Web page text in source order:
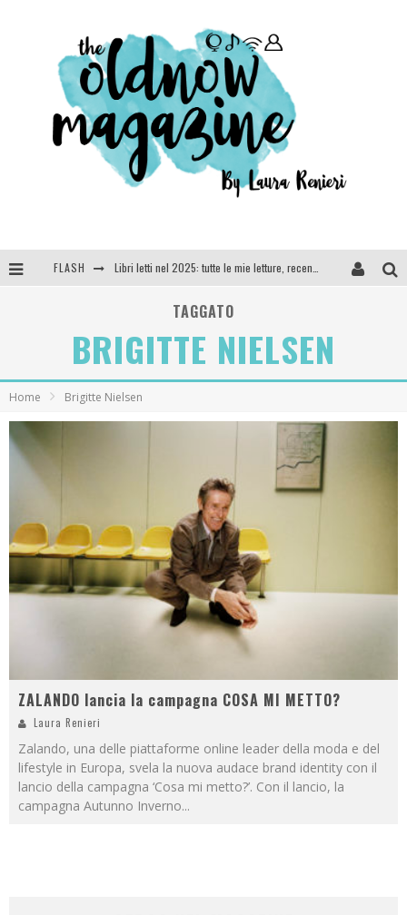
FLASH
SEE YOU AT 5 | Chanel
Anya Taylor-Joy, Jisoo e Willow Smith protagoniste della nuova campagna Dior Addict
TAGGATO
BRIGITTE NIELSEN
Home Brigitte Nielsen
ZALANDO lancia la campagna COSA MI METTO?
Laura Renieri
Zalando, una delle piattaforme online leader della moda e del
lifestyle in Europa, svela la nuova audace brand identity con il
lancio della campagna ‘Cosa mi metto?’. Con il lancio, la
campagna Autunno Inverno...